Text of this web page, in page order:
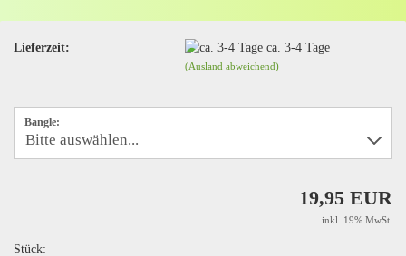
Lieferzeit: ca. 3-4 Tage
(Ausland abweichend)
Bangle:
19,95 EUR
inkl. 19% MwSt.
Stück: